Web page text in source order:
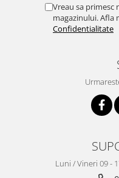
Vreau sa
magazinului. Afla
Confidentialitate
Luni / Vineri 09 -